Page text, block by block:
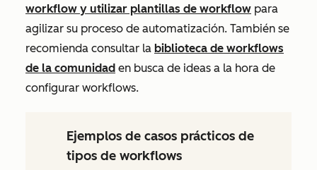
workflow y utilizar plantillas de workflow para
agilizar su proceso de automatización. También se
recomienda consultar la biblioteca de workflows
de la comunidad en busca de ideas a la hora de
configurar workflows.
Ejemplos de casos prácticos de
tipos de workflows